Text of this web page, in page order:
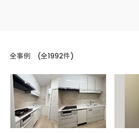
全事例 (全1992件)